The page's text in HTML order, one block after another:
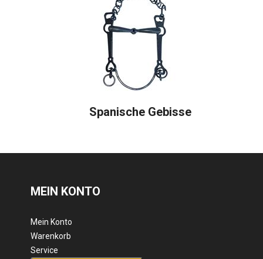
Spanische Gebisse
MEIN KONTO
Mein Konto
Warenkorb
Service